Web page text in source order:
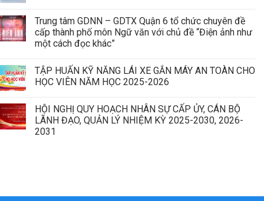
Trung tâm GDNN – GDTX Quận 6 tổ chức chuyên đề
cấp thành phố môn Ngữ văn với chủ đề “Điện ảnh như
một cách đọc khác”
TẬP HUẤN KỸ NĂNG LÁI XE GẮN MÁY AN TOÀN CHO
HỌC VIÊN NĂM HỌC 2025-2026
HỘI NGHỊ QUY HOẠCH NHÂN SỰ CẤP ỦY, CÁN BỘ
LÃNH ĐẠO, QUẢN LÝ NHIỆM KỲ 2025-2030, 2026-
2031